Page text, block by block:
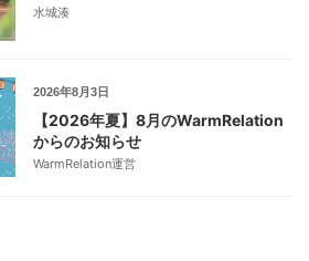
水城湊
2026年8月3日
【2026年夏】8月のWarmRelation
からのお知らせ
WarmRelation運営